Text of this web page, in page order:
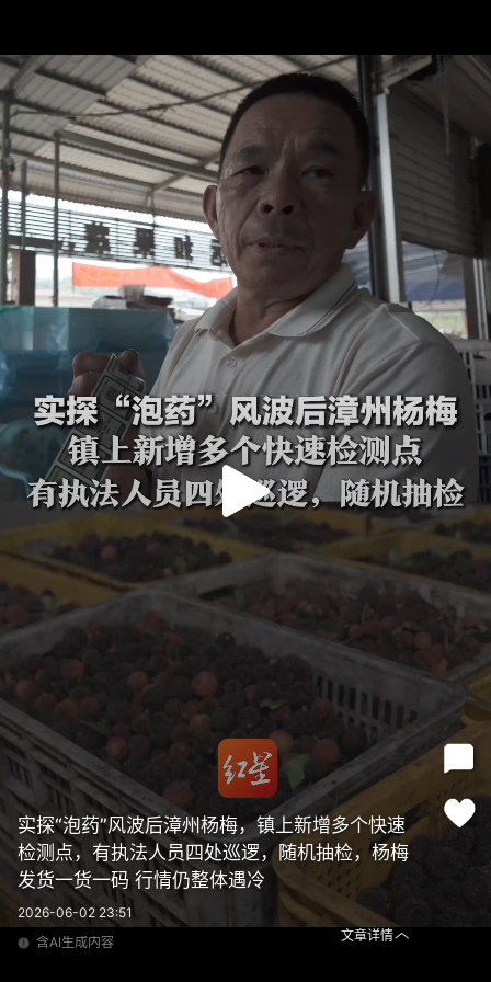
实探“泡药”风波后漳州杨梅，镇上新增多个快速
检测点，有执法人员四处巡逻，随机抽检，杨梅
发货一货一码 行情仍整体遇冷
2026-06-02 23:51
含AI生成内容
文章详情